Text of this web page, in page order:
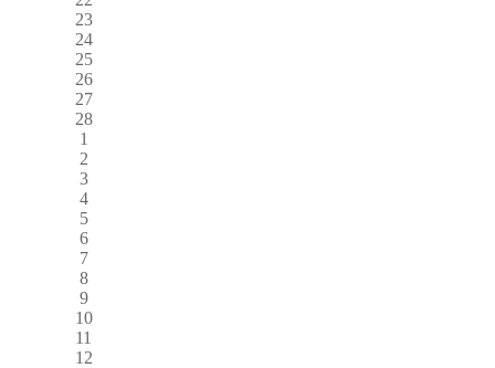
23
24
25
26
27
28
1
2
3
4
5
6
7
8
9
10
11
12